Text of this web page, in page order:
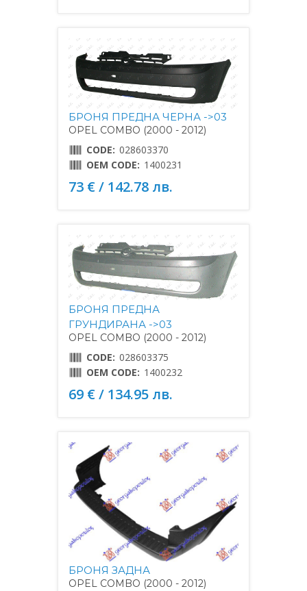
БРОНЯ ПРЕДНА ЧЕРНА ->03
OPEL COMBO (2000 - 2012)
CODE: 028603370
OEM CODE: 1400231
73 € / 142.78 лв.
БРОНЯ ПРЕДНА
ГРУНДИРАНА ->03
OPEL COMBO (2000 - 2012)
CODE: 028603375
OEM CODE: 1400232
69 € / 134.95 лв.
БРОНЯ ЗАДНА
OPEL COMBO (2000 - 2012)